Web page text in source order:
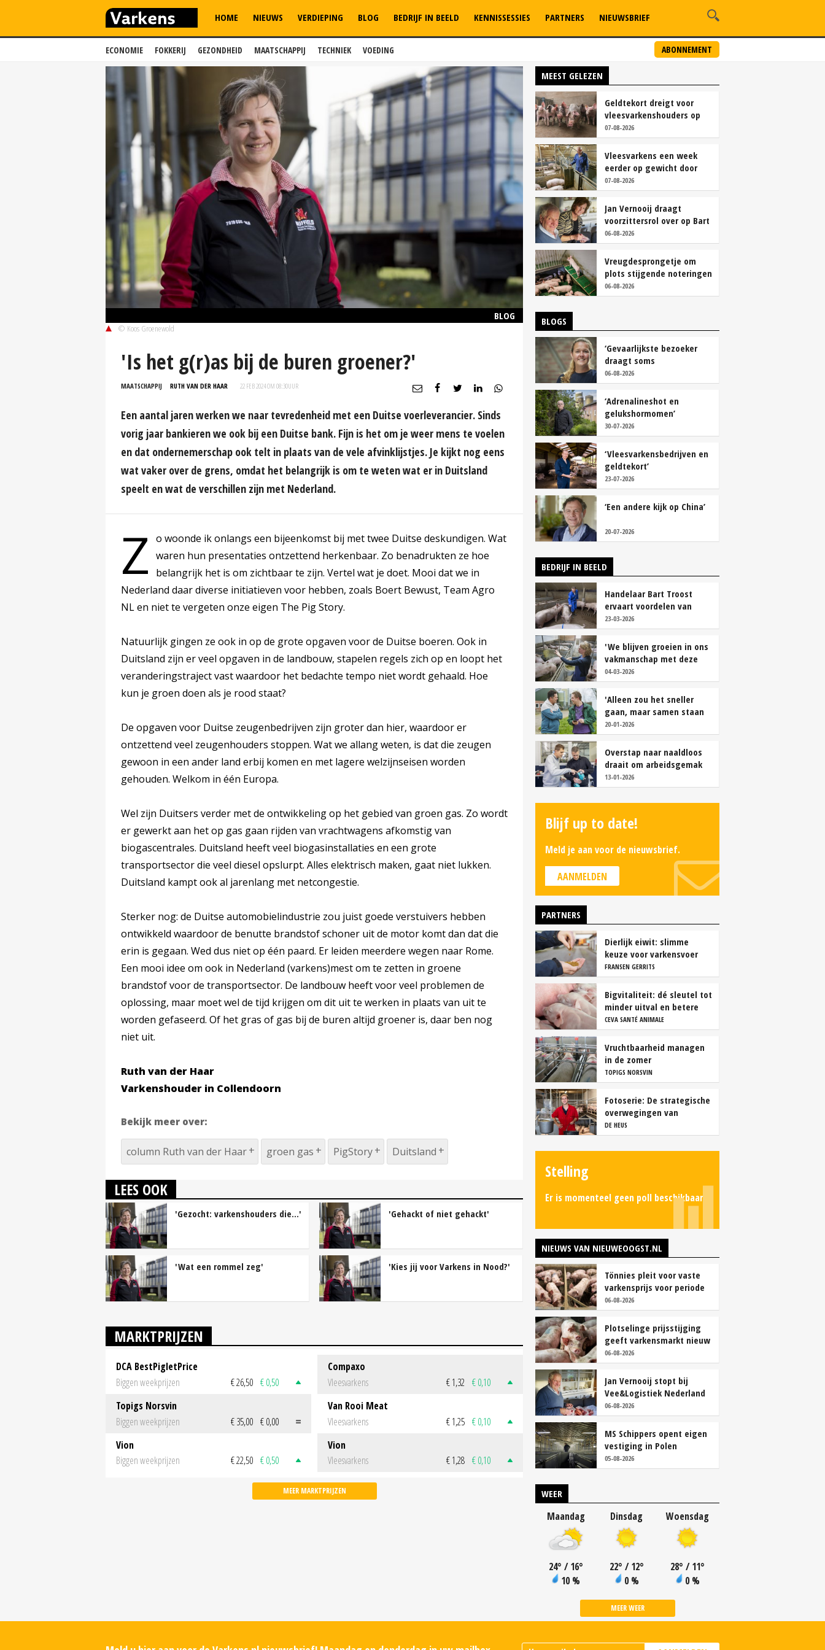
ECONOMIE FOKKERIJ GEZONDHEID MAATSCHAPPIJ TECHNIEK VOEDING ABONNEMENT
HOME NIEUWS VERDIEPING BLOG BEDRIJF IN BEELD KENNISSESSIES PARTNERS NIEUWSBRIEF
BLOG
© Koos Groenewold
'Is het g(r)as bij de buren groener?'
MAATSCHAPPIJ RUTH VAN DER HAAR 22 FEB 2024 OM 08:30UUR
Een aantal jaren werken we naar tevredenheid met een Duitse voerleverancier. Sinds
vorig jaar bankieren we ook bij een Duitse bank. Fijn is het om je weer mens te voelen
en dat ondernemerschap ook telt in plaats van de vele afvinklijstjes. Je kijkt nog eens
wat vaker over de grens, omdat het belangrijk is om te weten wat er in Duitsland
speelt en wat de verschillen zijn met Nederland.
Z o woonde ik onlangs een bijeenkomst bij met twee Duitse deskundigen. Wat
waren hun presentaties ontzettend herkenbaar. Zo benadrukten ze hoe
belangrijk het is om zichtbaar te zijn. Vertel wat je doet. Mooi dat we in
Nederland daar diverse initiatieven voor hebben, zoals Boert Bewust, Team Agro
NL en niet te vergeten onze eigen The Pig Story.
Natuurlijk gingen ze ook in op de grote opgaven voor de Duitse boeren. Ook in
Duitsland zijn er veel opgaven in de landbouw, stapelen regels zich op en loopt het
veranderingstraject vast waardoor het bedachte tempo niet wordt gehaald. Hoe
kun je groen doen als je rood staat?
De opgaven voor Duitse zeugenbedrijven zijn groter dan hier, waardoor er
ontzettend veel zeugenhouders stoppen. Wat we allang weten, is dat die zeugen
gewoon in een ander land erbij komen en met lagere welzijnseisen worden
gehouden. Welkom in één Europa.
Wel zijn Duitsers verder met de ontwikkeling op het gebied van groen gas. Zo wordt
er gewerkt aan het op gas gaan rijden van vrachtwagens afkomstig van
biogascentrales. Duitsland heeft veel biogasinstallaties en een grote
transportsector die veel diesel opslurpt. Alles elektrisch maken, gaat niet lukken.
Duitsland kampt ook al jarenlang met netcongestie.
Sterker nog: de Duitse automobielindustrie zou juist goede verstuivers hebben
ontwikkeld waardoor de benutte brandstof schoner uit de motor komt dan dat die
erin is gegaan. Wed dus niet op één paard. Er leiden meerdere wegen naar Rome.
Een mooi idee om ook in Nederland (varkens)mest om te zetten in groene
brandstof voor de transportsector. De landbouw heeft voor veel problemen de
oplossing, maar moet wel de tijd krijgen om dit uit te werken in plaats van uit te
worden gefaseerd. Of het gras of gas bij de buren altijd groener is, daar ben nog
niet uit.
Ruth van der Haar
Varkenshouder in Collendoorn
Bekijk meer over:
column Ruth van der Haar groen gas PigStory Duitsland
LEES OOK
'Gezocht: varkenshouders die...' 'Gehackt of niet gehackt'
'Wat een rommel zeg' 'Kies jij voor Varkens in Nood?'
MARKTPRIJZEN
DCA BestPigletPrice
Biggen weekprijzen
€ 26,50 € 0,50
Topigs Norsvin
Biggen weekprijzen
€ 35,00 € 0,00
Vion
Biggen weekprijzen
€ 22,50 € 0,50
Compaxo
Vleesvarkens
€ 1,32 € 0,10
Van Rooi Meat
Vleesvarkens
€ 1,25 € 0,10
Vion
Vleesvarkens
€ 1,28 € 0,10
MEER MARKTPRIJZEN
MEEST GELEZEN
Geldtekort dreigt voor
vleesvarkenshouders op
vrije markt
07-08-2026
Vleesvarkens een week
eerder op gewicht door
continu aanbod van
brijvoer
07-08-2026
Jan Vernooij draagt
voorzittersrol over op Bart
Camps
06-08-2026
Vreugdesprongetje om
plots stijgende noteringen
06-08-2026
BLOGS
‘Gevaarlijkste bezoeker
draagt soms
overschoenen’
06-08-2026
‘Adrenalineshot en
gelukshormomen’
30-07-2026
‘Vleesvarkensbedrijven en
geldtekort’
23-07-2026
‘Een andere kijk op China’
20-07-2026
BEDRIJF IN BEELD
Handelaar Bart Troost
ervaart voordelen van
coöperatieve voerfusie
23-03-2026
'We blijven groeien in ons
vakmanschap met deze
teamaanpak'
04-03-2026
'Alleen zou het sneller
gaan, maar samen staan
we stukken sterker'
20-01-2026
Overstap naar naaldloos
draait om arbeidsgemak
en diervriendelijkheid
13-01-2026
Blijf up to date!
Meld je aan voor de nieuwsbrief.
AANMELDEN
PARTNERS
Dierlijk eiwit: slimme
keuze voor varkensvoer
FRANSEN GERRITS
Bigvitaliteit: dé sleutel tot
minder uitval en betere
groei
CEVA SANTÉ ANIMALE
Vruchtbaarheid managen
in de zomer
TOPIGS NORSVIN
Fotoserie: De strategische
overwegingen van
varkensbedrijf Gerrits
DE HEUS
Stelling
Er is momenteel geen poll beschikbaar.
NIEUWS VAN NIEUWEOOGST.NL
Tönnies pleit voor vaste
varkensprijs voor periode
van zes maanden
06-08-2026
Plotselinge prijsstijging
geeft varkensmarkt nieuw
perspectief
06-08-2026
Jan Vernooij stopt bij
Vee&Logistiek Nederland
06-08-2026
MS Schippers opent eigen
vestiging in Polen
05-08-2026
WEER
Maandag
24° / 16°
10 %
Dinsdag
22° / 12°
0 %
Woensdag
28° / 11°
0 %
MEER WEER